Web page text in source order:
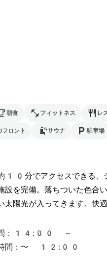
朝食 フィットネス レ
ロント サウナ 駐車場
10分でアクセスできる
設を完備。落ちついた色合
太陽光が入ってきます。快
：
14:00 ～
間： 〜 12:00